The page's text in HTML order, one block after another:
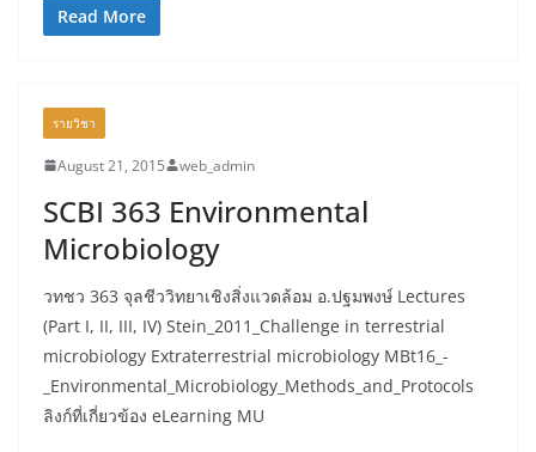
Read More
รายวิชา
August 21, 2015 web_admin
SCBI 363 Environmental
Microbiology
วทชว 363 จุลชีววิทยาเชิงสิ่งแวดล้อม อ.ปฐมพงษ์ Lectures
(Part I, II, III, IV) Stein_2011_Challenge in terrestrial
microbiology Extraterrestrial microbiology MBt16_-
_Environmental_Microbiology_Methods_and_Protocols
ลิงก์ที่เกี่ยวข้อง eLearning MU